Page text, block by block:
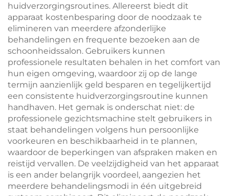
huidverzorgingsroutines. Allereerst biedt dit
apparaat kostenbesparing door de noodzaak te
elimineren van meerdere afzonderlijke
behandelingen en frequente bezoeken aan de
schoonheidssalon. Gebruikers kunnen
professionele resultaten behalen in het comfort van
hun eigen omgeving, waardoor zij op de lange
termijn aanzienlijk geld besparen en tegelijkertijd
een consistente huidverzorgingsroutine kunnen
handhaven. Het gemak is onderschat niet: de
professionele gezichtsmachine stelt gebruikers in
staat behandelingen volgens hun persoonlijke
voorkeuren en beschikbaarheid in te plannen,
waardoor de beperkingen van afspraken maken en
reistijd vervallen. De veelzijdigheid van het apparaat
is een ander belangrijk voordeel, aangezien het
meerdere behandelingsmodi in één uitgebreid